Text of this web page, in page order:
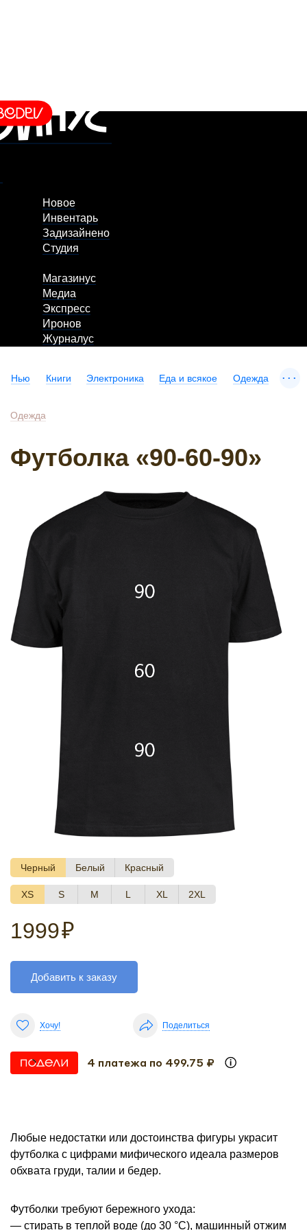
Новое
Инвентарь
Задизайнено
Студия
Магазинус
Медиа
Экспресс
Иронов
Журналус
Нью Книги Электроника Еда и всякое Одежда ...
Одежда
Футболка «90-60-90»
Черный Белый Красный
XS S M L XL 2XL
1999₽
Добавить к заказу
Хочу! Поделиться
4 платежа по 499.75 ₽
Любые недостатки или достоинства фигуры украсит
футболка с цифрами мифического идеала размеров
обхвата груди, талии и бедер.
Футболки требуют бережного ухода:
— стирать в теплой воде (до 30 °С), машинный отжим